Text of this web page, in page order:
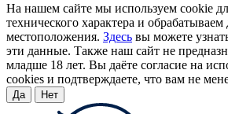
На нашем сайте мы используем cookie
технического характера и
местоположения. Здесь вы можете
эти данные. Также наш сайт не
младше 18 лет. Вы даёте согласие на
cookies и подтверждаете, что вам не
Да Нет